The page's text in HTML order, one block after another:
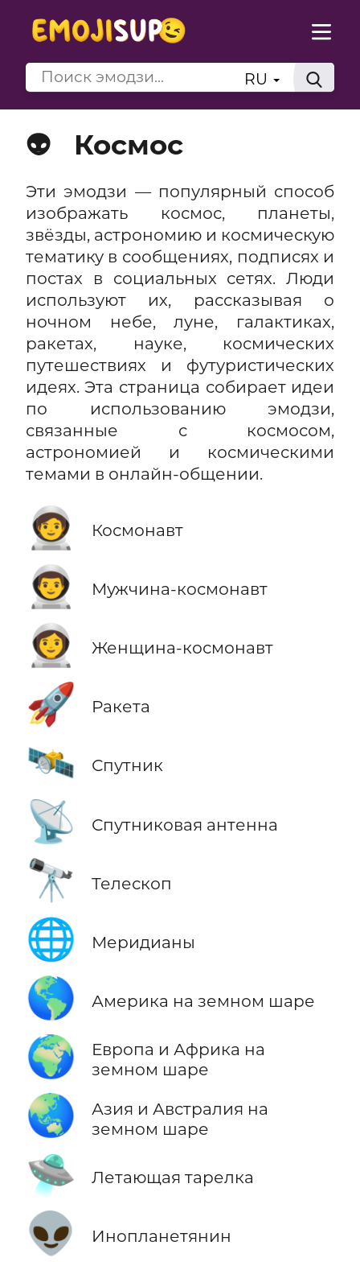
RU
👽 Космос
Эти эмодзи — популярный способ
изображать космос, планеты,
звёзды, астрономию и космическую
тематику в сообщениях, подписях и
постах в социальных сетях. Люди
используют их, рассказывая о
ночном небе, луне, галактиках,
ракетах, науке, космических
путешествиях и футуристических
идеях. Эта страница собирает идеи
по использованию эмодзи,
связанные с космосом,
астрономией и космическими
темами в онлайн-общении.
🧑‍🚀 Космонавт
👨‍🚀 Мужчина-космонавт
👩‍🚀 Женщина-космонавт
🚀 Ракета
🛰️ Спутник
📡 Спутниковая антенна
🔭 Телескоп
🌐 Меридианы
🌎 Америка на земном шаре
🌍
Европа и Африка на
земном шаре
🌏
Азия и Австралия на
земном шаре
🛸 Летающая тарелка
👽 Инопланетянин